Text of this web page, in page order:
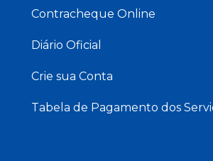
Contracheque Online
Diário Oficial
Crie sua Conta
Tabela de Pagamento dos